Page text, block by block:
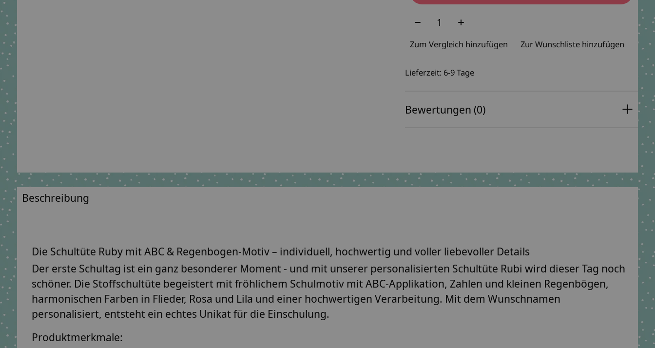
Menge:
Zum Vergleich hinzufügen Zur Wunschliste hinzufügen
Lieferzeit: 6-9 Tage
Bewertungen (0)
Beschreibung
Die Schultüte Ruby mit ABC & Regenbogen-Motiv – individuell, hochwertig und voller liebevoller Details
Der erste Schultag ist ein ganz besonderer Moment - und mit unsererpersonalisierten Schultüte Rubi wird dieser Tag noch
schöner. Die Stoffschultüte begeistert mit fröhlichem Schulmotiv mit ABC-Applikation, Zahlen und kleinen Regenbögen,
harmonischen Farben in Flieder, Rosa und Lila und einer hochwertigen Verarbeitung. Mit dem Wunschnamen
personalisiert, entsteht ein echtes Unikat für die Einschulung.
Produktmerkmale: